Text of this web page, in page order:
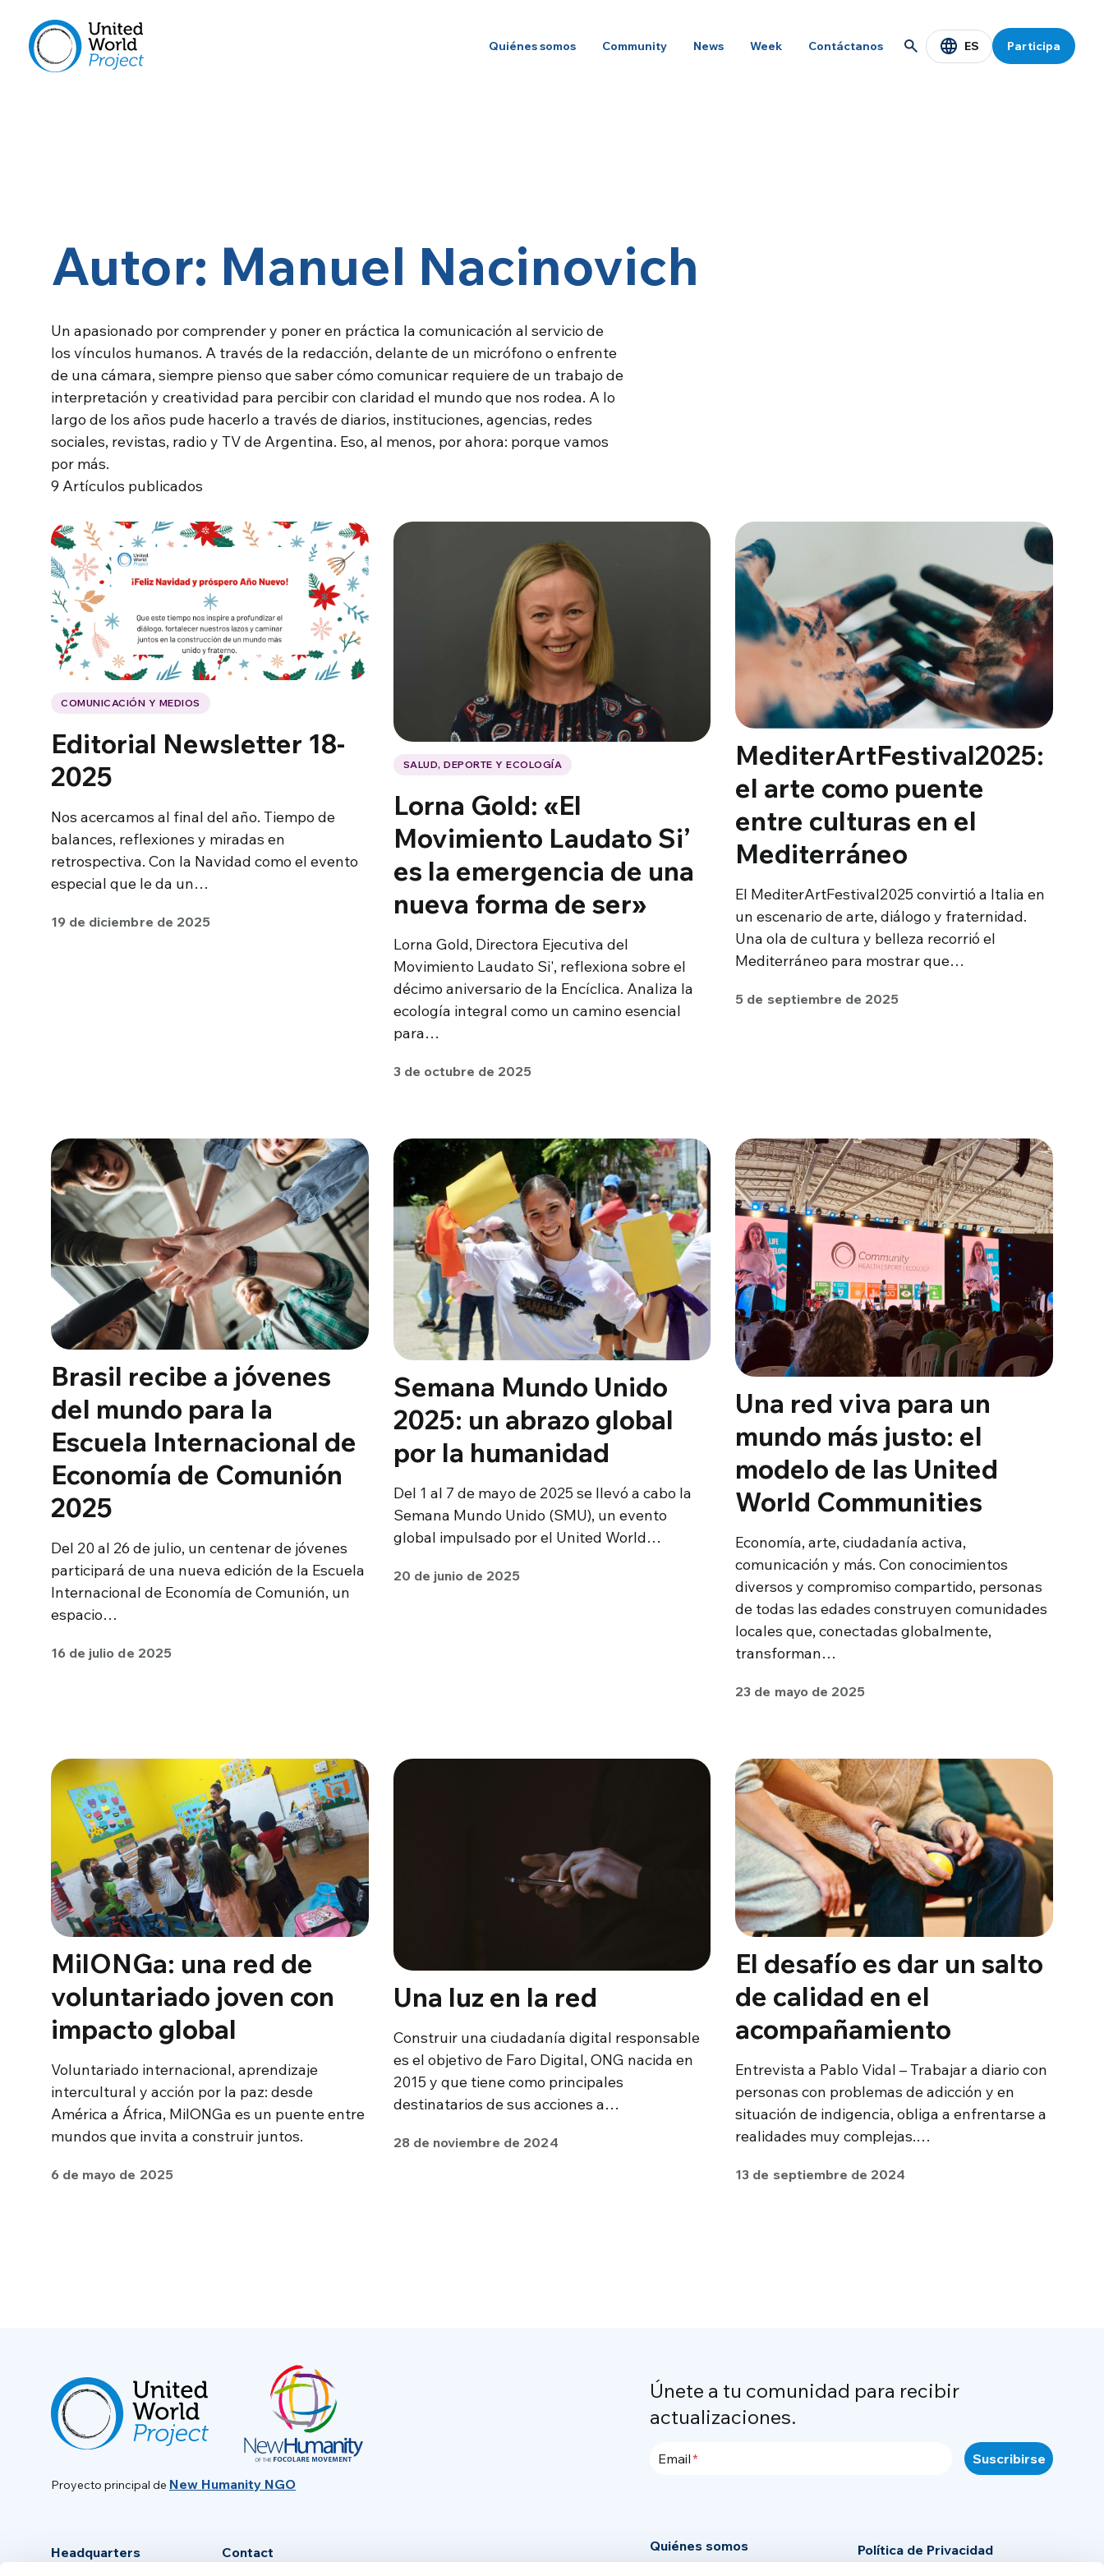
Quiénes somos Community News Week Contáctanos ES Participa
Autor: Manuel Nacinovich
Un apasionado por comprender y poner en práctica la comunicación al servicio de
los vínculos humanos. A través de la redacción, delante de un micrófono o enfrente
de una cámara, siempre pienso que saber cómo comunicar requiere de un trabajo de
interpretación y creatividad para percibir con claridad el mundo que nos rodea. A lo
largo de los años pude hacerlo a través de diarios, instituciones, agencias, redes
sociales, revistas, radio y TV de Argentina. Eso, al menos, por ahora: porque vamos
por más.
9 Artículos publicados
COMUNICACIÓN Y MEDIOS
Editorial Newsletter 18-
2025
Nos acercamos al final del año. Tiempo de
balances, reflexiones y miradas en
retrospectiva. Con la Navidad como el evento
especial que le da un…
19 de diciembre de 2025
SALUD, DEPORTE Y ECOLOGÍA
Lorna Gold: «El
Movimiento Laudato Si’
es la emergencia de una
nueva forma de ser»
Lorna Gold, Directora Ejecutiva del
Movimiento Laudato Si', reflexiona sobre el
décimo aniversario de la Encíclica. Analiza la
ecología integral como un camino esencial
para…
3 de octubre de 2025
MediterArtFestival2025:
el arte como puente
entre culturas en el
Mediterráneo
El MediterArtFestival2025 convirtió a Italia en
un escenario de arte, diálogo y fraternidad.
Una ola de cultura y belleza recorrió el
Mediterráneo para mostrar que…
5 de septiembre de 2025
Brasil recibe a jóvenes
del mundo para la
Escuela Internacional de
Economía de Comunión
2025
Del 20 al 26 de julio, un centenar de jóvenes
participará de una nueva edición de la Escuela
Internacional de Economía de Comunión, un
espacio…
16 de julio de 2025
Semana Mundo Unido
2025: un abrazo global
por la humanidad
Del 1 al 7 de mayo de 2025 se llevó a cabo la
Semana Mundo Unido (SMU), un evento
global impulsado por el United World…
20 de junio de 2025
Una red viva para un
mundo más justo: el
modelo de las United
World Communities
Economía, arte, ciudadanía activa,
comunicación y más. Con conocimientos
diversos y compromiso compartido, personas
de todas las edades construyen comunidades
locales que, conectadas globalmente,
transforman…
23 de mayo de 2025
MilONGa: una red de
voluntariado joven con
impacto global
Voluntariado internacional, aprendizaje
intercultural y acción por la paz: desde
América a África, MilONGa es un puente entre
mundos que invita a construir juntos.
6 de mayo de 2025
Una luz en la red
Construir una ciudadanía digital responsable
es el objetivo de Faro Digital, ONG nacida en
2015 y que tiene como principales
destinatarios de sus acciones a…
28 de noviembre de 2024
El desafío es dar un salto
de calidad en el
acompañamiento
Entrevista a Pablo Vidal – Trabajar a diario con
personas con problemas de adicción y en
situación de indigencia, obliga a enfrentarse a
realidades muy complejas.…
13 de septiembre de 2024
Proyecto principal de New Humanity NGO
Únete a tu comunidad para recibir
actualizaciones.
Email
Headquarters Contact
Quiénes somos
Política de Privacidad